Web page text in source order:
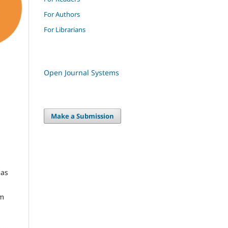
For Authors
For Librarians
Open Journal Systems
Make a Submission